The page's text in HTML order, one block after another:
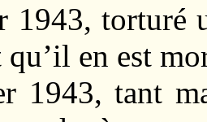
1943, torturé
en est
1943, tant